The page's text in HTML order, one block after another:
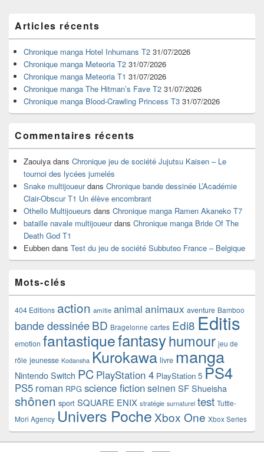
principale
de
widget
pour
barre
latérale
Articles récents
Chronique manga Hotel Inhumans T2 31/07/2026
Chronique manga Meteoria T2 31/07/2026
Chronique manga Meteoria T1 31/07/2026
Chronique manga The Hitman’s Fave T2 31/07/2026
Chronique manga Blood-Crawling Princess T3 31/07/2026
Commentaires récents
Zaouiya dans Chronique jeu de société Jujutsu Kaisen – Le
tournoi des lycées jumelés
Snake multijoueurdans Chronique bande dessinée L’Académie
Clair-Obscur T1 Un élève encombrant
Othello Multijoueurs dans Chronique manga Ramen Akaneko T7
bataille navale multijoueurdans Chronique manga Bride Of The
Death God T1
Eubben dans Test du jeu de société Subbuteo France – Belgique
Mots-clés
404 Editions action amitie animal animaux aventure Bamboo
bande dessinéeBD Bragelonne cartes Edi8 Editis
emotion fantastiquefantasyhumour jeu de
rôle jeunesse Kodansha Kurokawa livre manga
Nintendo Switch PC PlayStation 4 PlayStation 5 PS4
PS5 roman RPG science fictionseinen SF Shueisha
shônen sport SQUARE ENIX stratégie surnaturel test Tuttle-
Mori Agency Univers Poche Xbox One Xbox Series